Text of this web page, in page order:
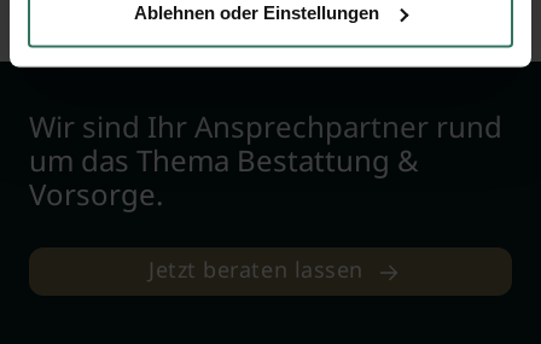
Ablehnen oder Einstellungen
Wir sind Ihr Ansprechpartner rund
um das Thema Bestattung &
Vorsorge.
Jetzt beraten lassen